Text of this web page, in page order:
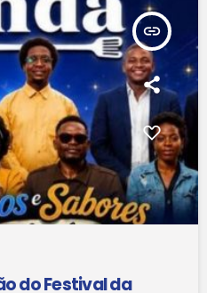
insert_link
do Festival da